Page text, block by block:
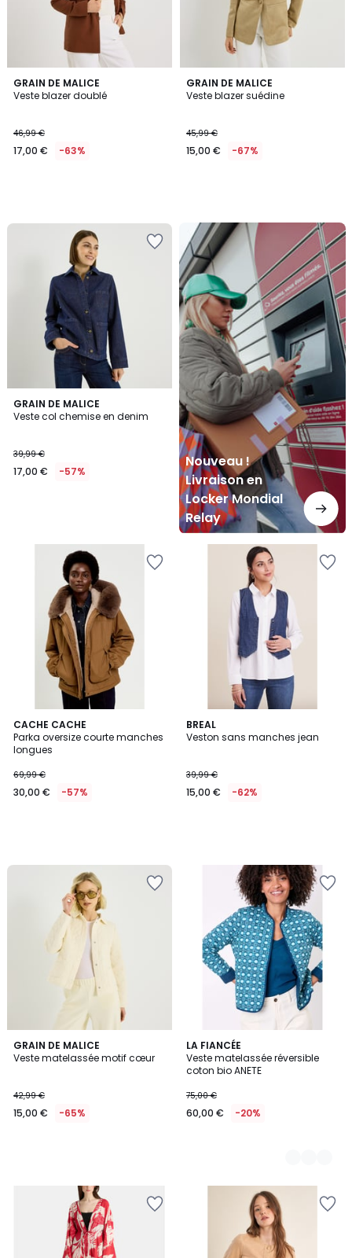
GRAIN DE MALICE
Veste blazer doublé
46,99 €
17,00 € -63%
GRAIN DE MALICE
Veste blazer suédine
45,99 €
15,00 € -67%
GRAIN DE MALICE
Veste col chemise en denim
39,99 €
17,00 € -57%
Nouveau !
Livraison en
Locker Mondial
Relay
Nouveau
Livraison
en
Locker
Mondial
Relay
CACHE CACHE
Parka oversize courte manches
longues
69,99 €
30,00 € -57%
BREAL
Veston sans manches jean
39,99 €
15,00 € -62%
GRAIN DE MALICE
Veste matelassée motif cœur
42,99 €
15,00 € -65%
LA FIANCÉE
Veste matelassée réversible
coton bio ANETE
75,00 €
60,00 € -20%
4
Couleurs